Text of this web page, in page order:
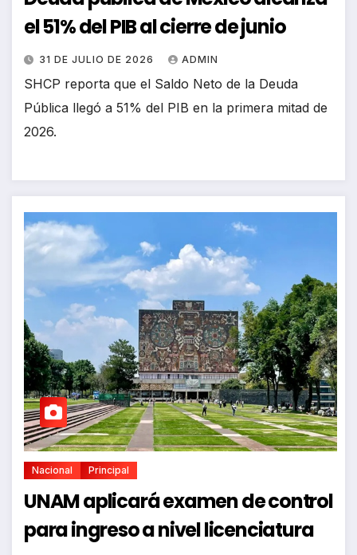
el 51% del PIB al cierre de junio
31 DE JULIO DE 2026 ADMIN
SHCP reporta que el Saldo Neto de la Deuda
Pública llegó a 51% del PIB en la primera mitad de
2026.
Nacional Principal
UNAM aplicará examen de control
para ingreso a nivel licenciatura